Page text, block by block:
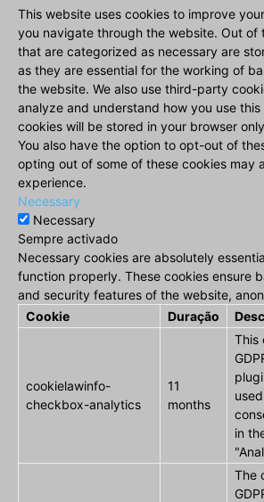
This website uses cookies to improve
you navigate through the website. Out of
that are categorized as necessary are
as they are essential for the working of
the website. We also use third-party
analyze and understand how you use
cookies will be stored in your browser
You also have the option to opt-out of
opting out of some of these cookies may
experience.
Necessary
Necessary
Sempre activado
Necessary cookies are absolutely
function properly. These cookies ensure
and security features of the website,
Cookie
Duração
cookielawinfo-
checkbox-analytics
11
months
This
in
The